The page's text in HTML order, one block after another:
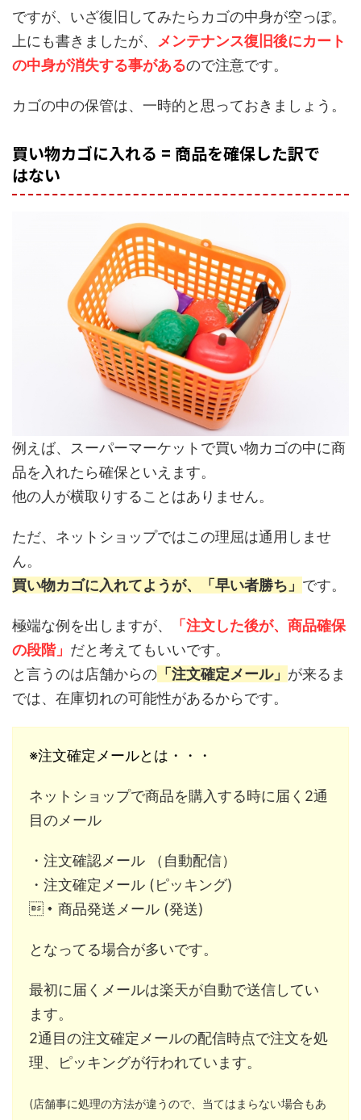
ですが、いざ復旧してみたらカゴの中身が空っぽ。
上にも書きましたが、
メンテナンス復旧後にカート
の中身が消失する事があるので注意です。
カゴの中の保管は、一時的と思っておきましょう。
買い物カゴに入れる = 商品を確保した訳で
はない
例えば、スーパーマーケットで買い物カゴの中に商
品を入れたら確保といえます。
他の人が横取りすることはありません。
ただ、ネットショップではこの理屈は通用しませ
ん。
買い物カゴに入れてようが、「早い者勝ち」 です。
極端な例を出しますが、
「注文した後が、商品確保
の段階」 だと考えてもいいです。
と言うのは店舗からの 「注文確定メール」 が来るま
では、在庫切れの可能性があるからです。
※注文確定メールとは・・・
ネットショップで商品を購入する時に届く2通
目のメール
・注文確認メール （自動配信）
・注文確定メール (ピッキング)
・商品発送メール (発送)
となってる場合が多いです。
最初に届くメールは楽天が自動で送信してい
ます。
2通目の注文確定メールの配信時点で注文を処
理、ピッキングが行われています。
(店舗事に処理の方法が違うので、当てはまらない場合もあ